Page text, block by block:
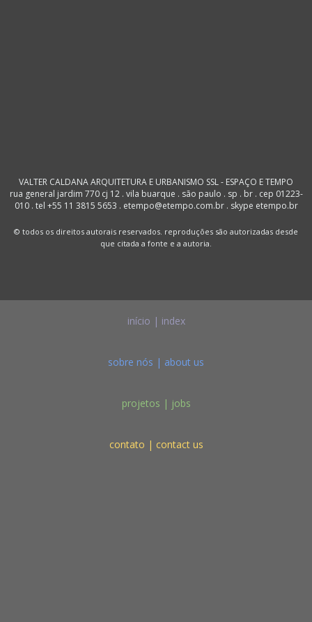
VALTER CALDANA ARQUITETURA E URBANISMO SSL - ESPAÇO E TEMPO
rua general jardim 770 cj 12 . vila buarque . são paulo . sp . br . cep 01223-
010 . tel +55 11 3815 5653 . etempo@etempo.com.br . skype etempo.br
© todos os direitos autorais reservados. reproduções são autorizadas desde
que citada a fonte e a autoria.
início | index
sobre nós | about us
projetos | jobs
contato | contact us